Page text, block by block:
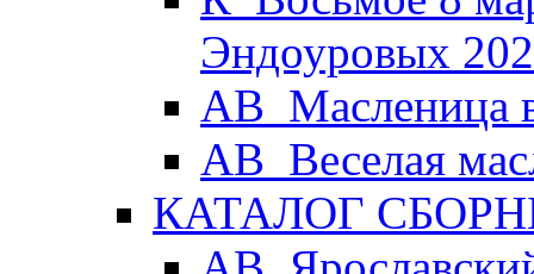
Эндоуровых
АВ_Масленица
АВ_Веселая
КАТАЛОГ